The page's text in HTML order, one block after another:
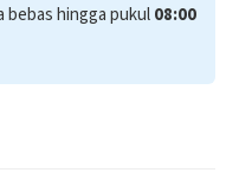
hingga pukul08:00